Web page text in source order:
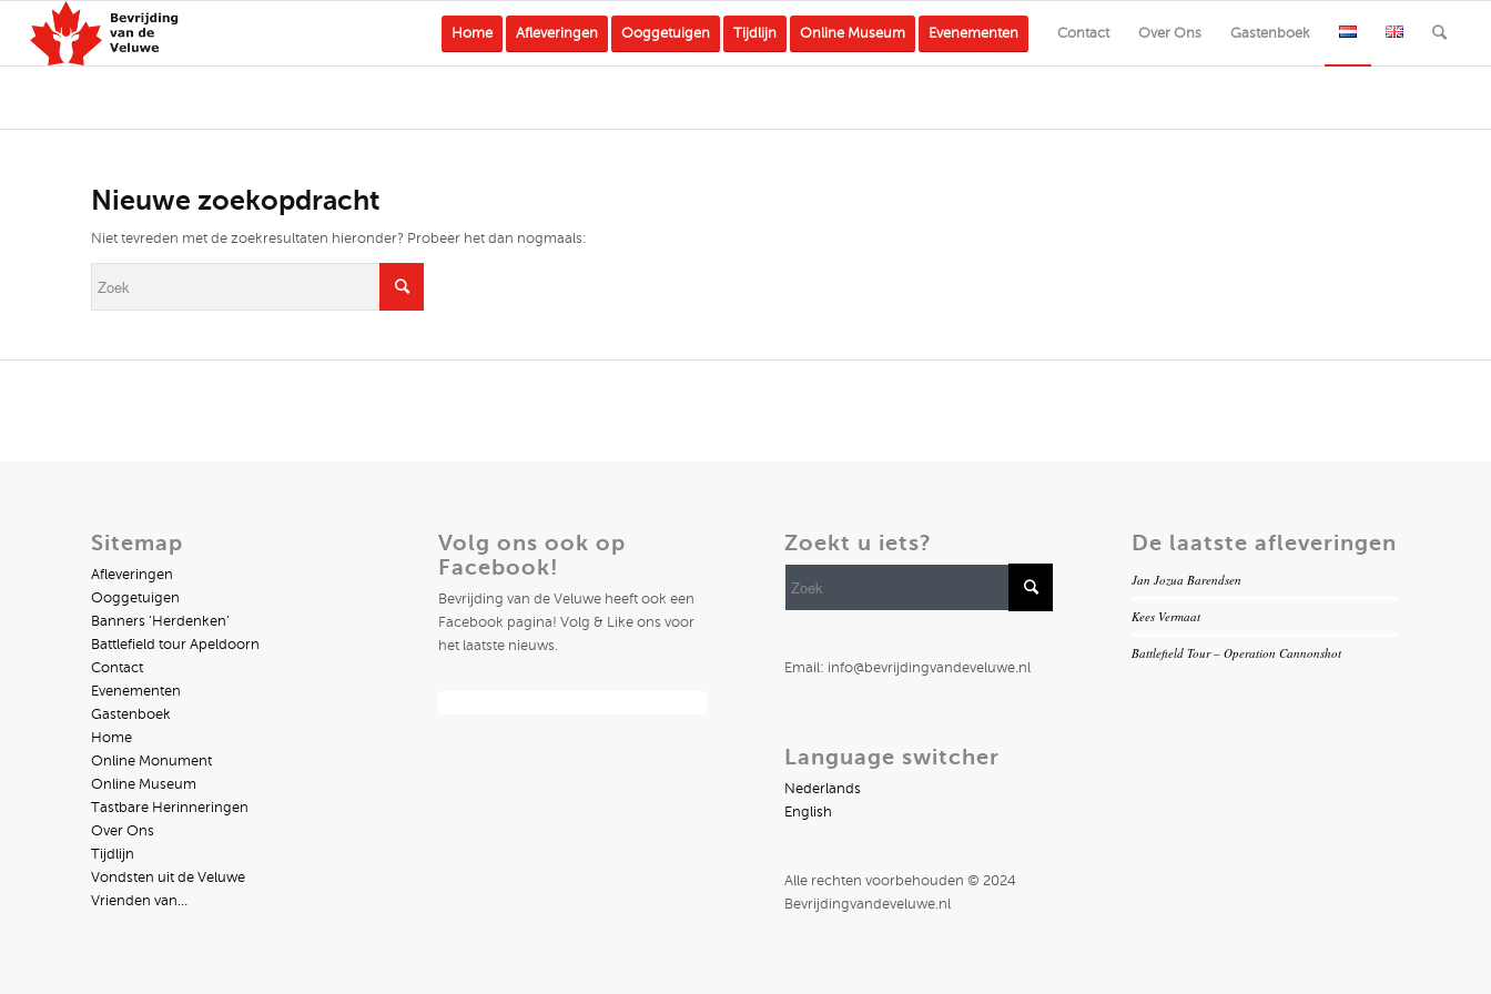
Home Afleveringen Ooggetuigen Tijdlijn Online Museum Evenementen Contact Over Ons Gastenboek
Nieuwe zoekopdracht
Niet tevreden met de zoekresultaten hieronder? Probeer het dan nogmaals:
Sitemap
Afleveringen
Ooggetuigen
Banners ‘Herdenken’
Battlefield tour Apeldoorn
Contact
Evenementen
Gastenboek
Home
Online Monument
Online Museum
Tastbare Herinneringen
Over Ons
Tijdlijn
Vondsten uit de Veluwe
Vrienden van…
Volg ons ook op
Facebook!
Bevrijding van de Veluwe heeft ook een
Facebook pagina! Volg & Like ons voor
het laatste nieuws.
Zoekt u iets?
Email: info@bevrijdingvandeveluwe.nl
Language switcher
Nederlands
English
Alle rechten voorbehouden © 2024
Bevrijdingvandeveluwe.nl
De laatste afleveringen
Jan Jozua Barendsen
Kees Vermaat
Battlefield Tour – Operation Cannonshot